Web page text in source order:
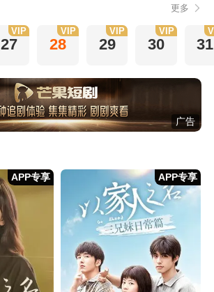
更多
27
VIP
28
VIP
29
VIP
30
VIP
31
广告
APP专享 APP专享